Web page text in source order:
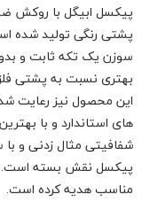
پیکسل ابیگل با روکش
پشتی رنگی تولید شده
سوزن یک تکه ثابت و
بهتری نسبت به پشتی
این محصول نیز رعایت
های استاندارد و با
شفافیتی مثال زدنی و
پیکسل نقش بسته است.
مناسب هدیه کرده است.